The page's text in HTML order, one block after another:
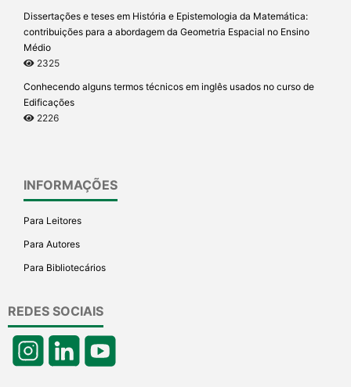
Dissertações e teses em História e Epistemologia da Matemática:
contribuições para a abordagem da Geometria Espacial no Ensino
Médio
2325
Conhecendo alguns termos técnicos em inglês usados no curso de
Edificações
2226
INFORMAÇÕES
Para Leitores
Para Autores
Para Bibliotecários
REDES SOCIAIS